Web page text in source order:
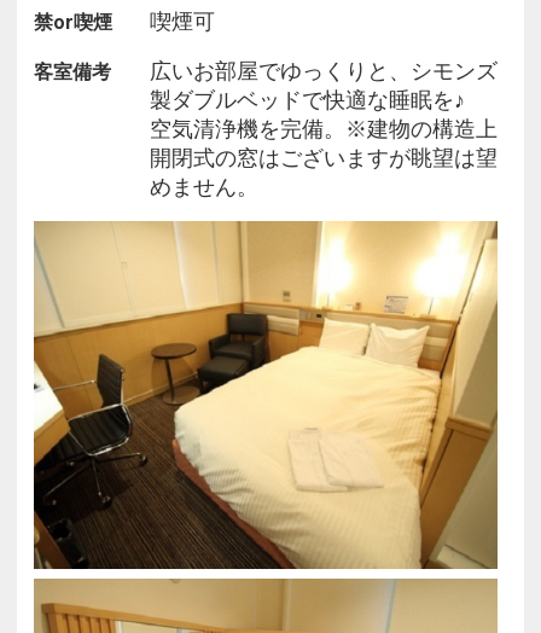
お休みください。
※お車でお越しのお客様は提携駐車場（有料）のご
案内となります。
15時～翌10時まで￥1000(税込) 提携時間外は40分
出庫毎の精算となります。 先着順、予約不可。
サービス券をお渡ししますのでご利用の際はフロン
トにお申し出下さいませ。
提携駐車場が満車の場合、提携外の駐車場のご案内
となる場合がございます。
禁or喫煙 喫煙可
客室備考
広いお部屋でゆっくりと、シモンズ
製ダブルベッドで快適な睡眠を♪
空気清浄機を完備。※建物の構造上
開閉式の窓はございますが眺望は望
めません。